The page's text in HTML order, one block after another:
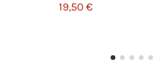
19,50 €